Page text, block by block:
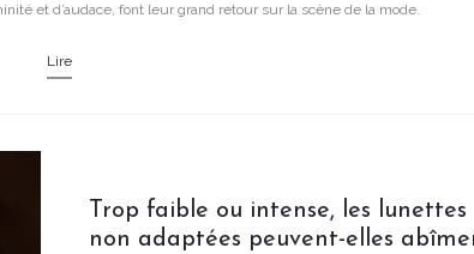
et d’audace, font leur grand retour sur la scène de la mode.
Lire
Trop faible ou intense, les lunettes
non adaptées peuvent-elles